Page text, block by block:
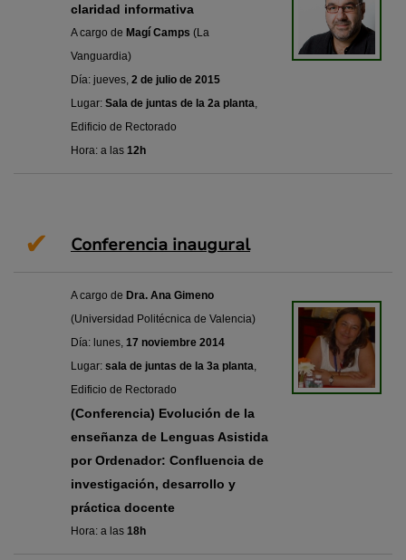
claridad informativa
A cargo de Magí Camps (La
Vanguardia)
Día: jueves, 2 de julio de 2015
Lugar: Sala de juntas de la 2a planta
Edificio de Rectorado
Hora: a las 12h
✔ Conferencia inaugural
A cargo de Dra. Ana Gimeno
(Universidad Politécnica de Valencia)
Día: lunes, 17 noviembre 2014
Lugar: sala de juntas de la 3a planta
Edificio de Rectorado
(Conferencia) Evolución de la
enseñanza de Lenguas Asistida
por Ordenador: Confluencia de
investigación, desarrollo y
práctica docente
Hora: a las 18h